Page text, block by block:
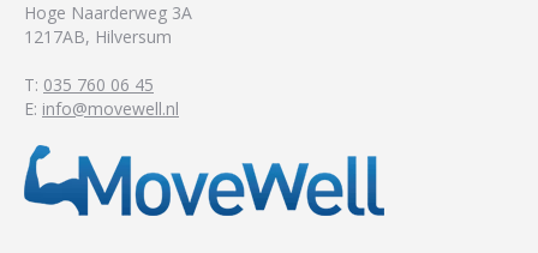
Hoge Naarderweg 3A
1217AB, Hilversum
T: 035 760 06 45
E: info@movewell.nl